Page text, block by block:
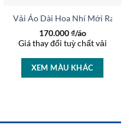
Vải Áo Dài Hoa Nhí Mới Ra AD
170.000₫/áo
Giá thay đổi tuỳ chất vải
XEM MÀU KHÁC